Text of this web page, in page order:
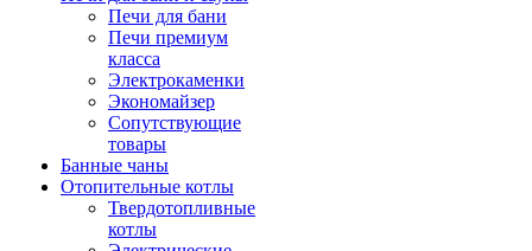
Печи для бани
Печи премиум
класса
Электрокаменки
Экономайзер
Сопутствующие
товары
Банные чаны
Отопительные котлы
Твердотопливные
котлы